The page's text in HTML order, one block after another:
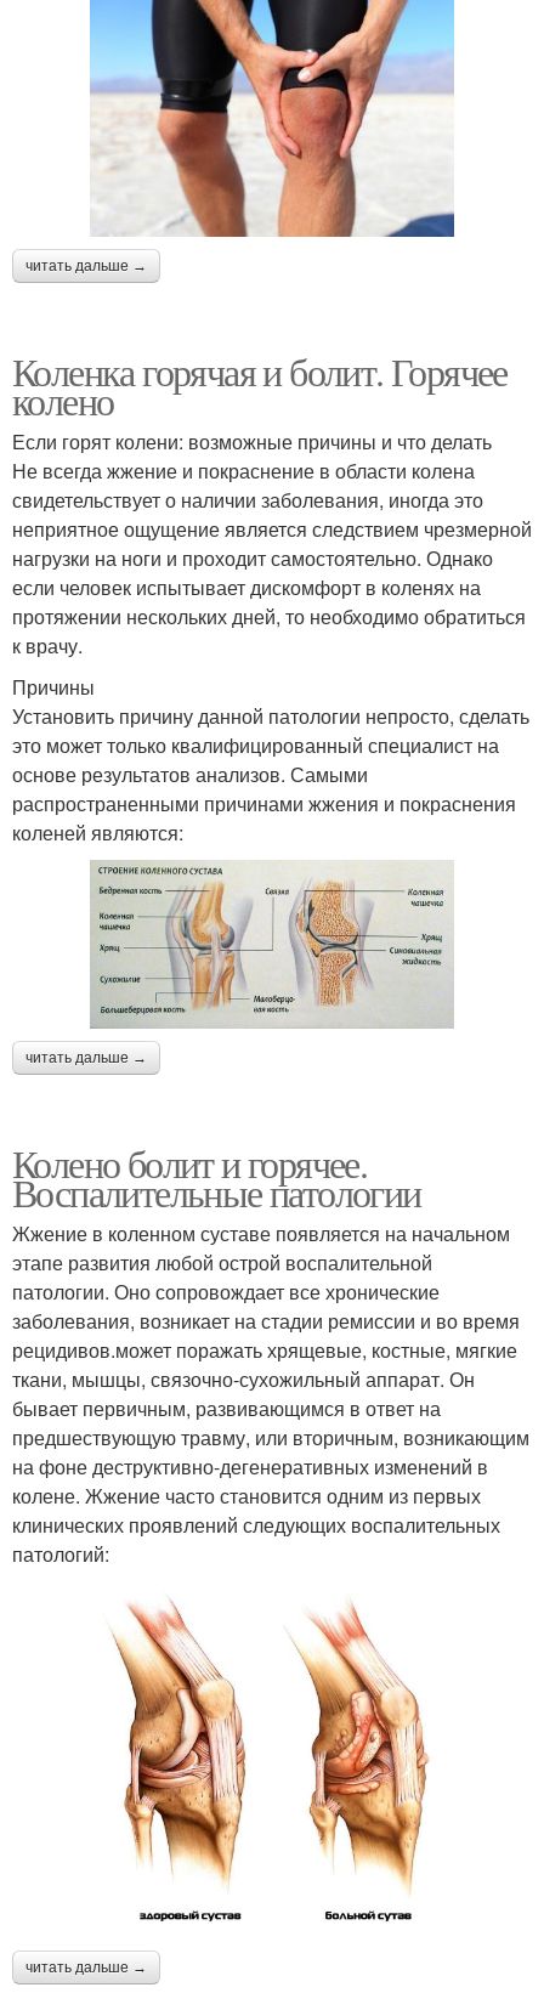
читать дальше →
Коленка горячая и болит. Горячее
колено
Если горят колени: возможные причины и что делать
Не всегда жжение и покраснение в области колена
свидетельствует о наличии заболевания, иногда это
неприятное ощущение является следствием чрезмерной
нагрузки на ноги и проходит самостоятельно. Однако
если человек испытывает дискомфорт в коленях на
протяжении нескольких дней, то необходимо обратиться
к врачу.
Причины
Установить причину данной патологии непросто, сделать
это может только квалифицированный специалист на
основе результатов анализов. Самыми
распространенными причинами жжения и покраснения
коленей являются:
читать дальше →
Колено болит и горячее.
Воспалительные патологии
Жжение в коленном суставе появляется на начальном
этапе развития любой острой воспалительной
патологии. Оно сопровождает все хронические
заболевания, возникает на стадии ремиссии и во время
рецидивов.может поражать хрящевые, костные, мягкие
ткани, мышцы, связочно-сухожильный аппарат. Он
бывает первичным, развивающимся в ответ на
предшествующую травму, или вторичным, возникающим
на фоне деструктивно-дегенеративных изменений в
колене. Жжение часто становится одним из первых
клинических проявлений следующих воспалительных
патологий:
читать дальше →